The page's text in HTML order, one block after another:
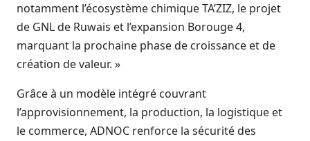
notamment l’écosystème chimique TA’ZIZ, le projet
de GNL de Ruwais et l’expansion Borouge 4,
marquant la prochaine phase de croissance et de
création de valeur. »
Grâce à un modèle intégré couvrant
l’approvisionnement, la production, la logistique et
le commerce, ADNOC renforce la sécurité des